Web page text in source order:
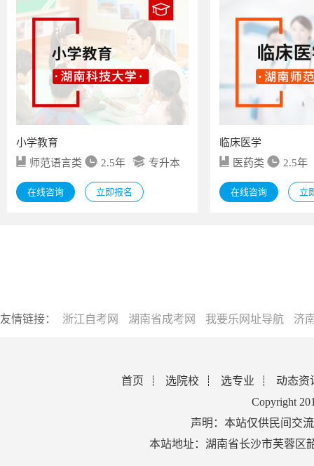
小学教育
师范语言类
2.5年 专升本
在线咨询 立即报名
临床医学
医药类
2.5年
在线咨询 立
友情链接： 浙江自考网 湖南省成考网 我要乐网址导航 济
首页 选院校 选专业
动态资
Copyright
声明：本站仅供民间交
本站地址：湖南省长沙市芙蓉区